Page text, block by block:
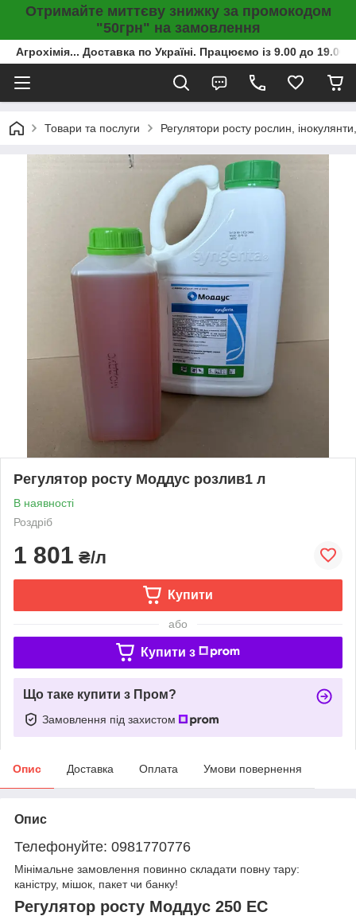
Отримайте миттєву знижку за промокодом
"50грн" на замовлення
Агрохімія... Доставка по Україні. Працюємо із 9.00 до
Товари та послуги Регулятори росту рослин, інокулянти,
Регулятор росту Моддус розлив1 л
В наявності
Роздріб
1 801 ₴/л
Купити
або
Купити з
Що таке купити з Пром?
Замовлення під захистом
Опис Доставка Оплата Умови повернення
Опис
Телефонуйте: 0981770776
Мінімальне замовлення повинно складати повну тару:
каністру, мішок, пакет чи банку!
Регулятор росту Моддус 250 EC